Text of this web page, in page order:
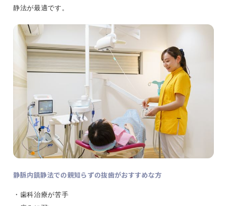
静法が最適です。
静脈内鎮静法での親知らずの抜歯がおすすめな方
・歯科治療が苦手